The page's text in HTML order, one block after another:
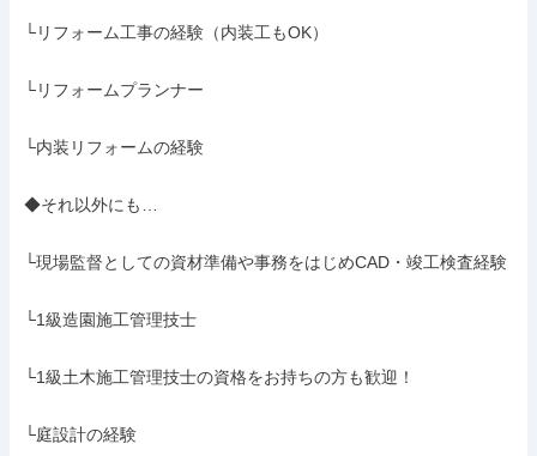
└リフォーム工事の経験（内装工もOK）
└リフォームプランナー
└内装リフォームの経験
◆それ以外にも…
└現場監督としての資材準備や事務をはじめCAD・竣工検査経験
└1級造園施工管理技士
└1級土木施工管理技士の資格をお持ちの方も歓迎！
└庭設計の経験